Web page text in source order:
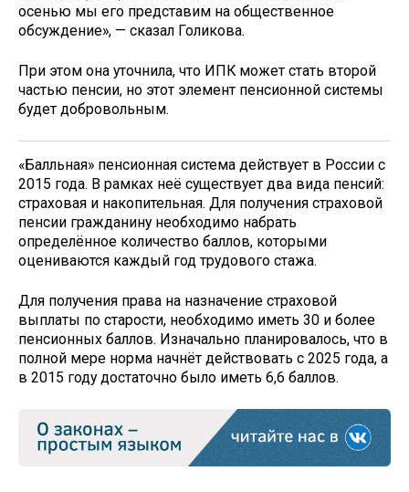
осенью мы его представим на общественное
обсуждение», — сказал Голикова.
При этом она уточнила, что ИПК может стать второй
частью пенсии, но этот элемент пенсионной системы
будет добровольным.
«Балльная» пенсионная система действует в России с
2015 года. В рамках неё существует два вида пенсий:
страховая и накопительная. Для получения страховой
пенсии гражданину необходимо набрать
определённое количество баллов, которыми
оцениваются каждый год трудового стажа.
Для получения права на назначение страховой
выплаты по старости, необходимо иметь 30 и более
пенсионных баллов. Изначально планировалось, что в
полной мере норма начнёт действовать с 2025 года, а
в 2015 году достаточно было иметь 6,6 баллов.